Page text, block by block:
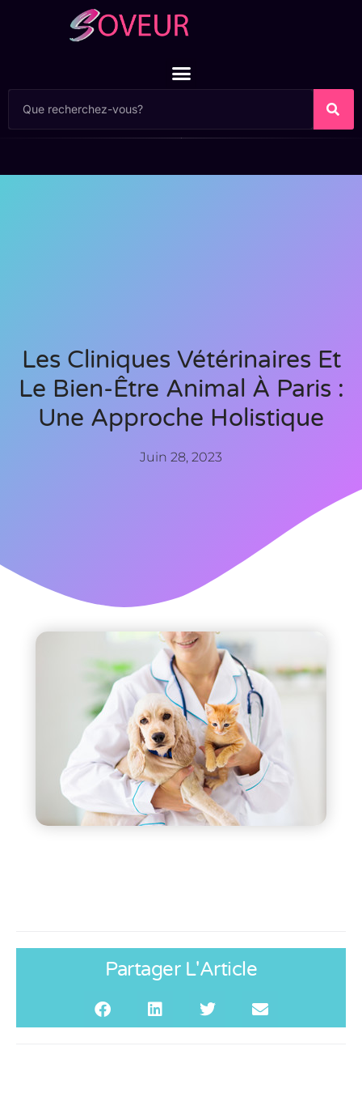
Les Cliniques Vétérinaires Et
Le Bien-Être Animal À Paris :
Une Approche Holistique
Juin 28, 2023
Partager L'Article